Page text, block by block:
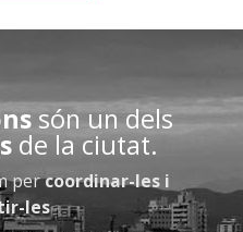
són un dels
de la ciutat.
percoordinar-les i
les